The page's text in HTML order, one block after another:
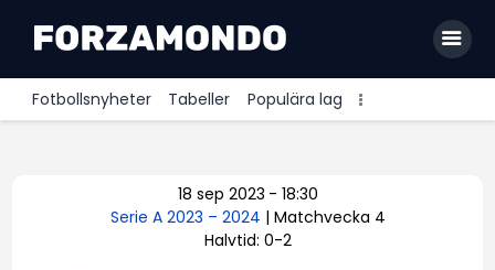
Fotbollsnyheter Tabeller Populära lag
Premier League
18 sep 2023 - 18:30
Serie A 2023 – 2024 | Matchvecka 4
Halvtid: 0-2